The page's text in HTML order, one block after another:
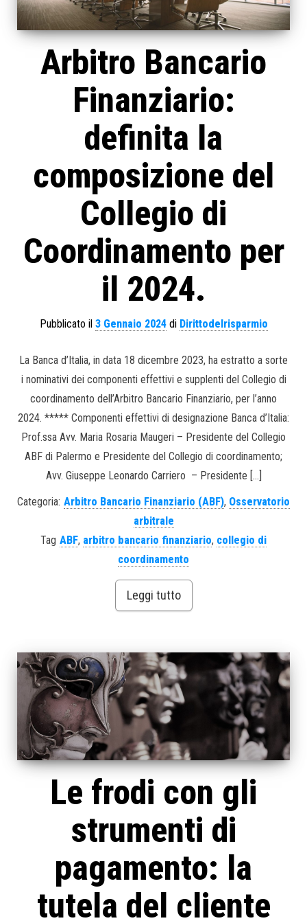
Arbitro Bancario
Finanziario:
definita la
composizione del
Collegio di
Coordinamento per
il 2024.
Pubblicato il 3 Gennaio 2024di Dirittodelrisparmio
La Banca d’Italia, in data 18 dicembre 2023, ha estratto a sorte
i nominativi dei componenti effettivi e supplenti del Collegio di
coordinamento dell’Arbitro Bancario Finanziario, per l’anno
2024. ***** Componenti effettivi di designazione Banca d’Italia:
Prof.ssa Avv. Maria Rosaria Maugeri – Presidente del Collegio
ABF di Palermo e Presidente del Collegio di coordinamento;
Avv. Giuseppe Leonardo Carriero – Presidente […]
Categoria: Arbitro Bancario Finanziario (ABF), Osservatorio
arbitrale
Tag ABF, arbitro bancario finanziario, collegio di
coordinamento
Leggi tutto
Le frodi con gli
strumenti di
pagamento: la
tutela del cliente